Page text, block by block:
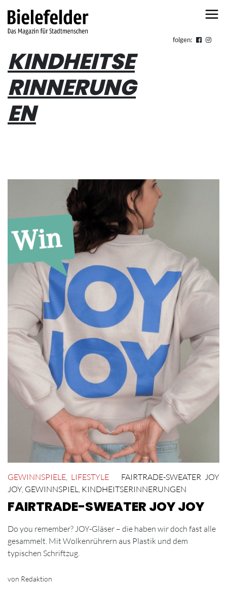
folgen:
KINDHEITSE
RINNERUNG
EN
GEWINNSPIELE LIFESTYLE
FAIRTRADE-SWEATER JOY
JOY, GEWINNSPIEL KINDHEITSERINNERUNGEN
FAIRTRADE-SWEATER JOY JOY
Do you remember? JOY-Gläser – die haben wir doch fast alle
gesammelt. Mit Wolkenrührern aus Plastik und dem
typischen Schriftzug.
von Redaktion